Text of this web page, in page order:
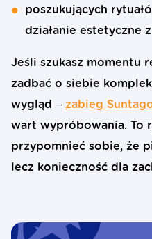
poszukujących
działanie estetyczne
Jeśli szukasz momentu
zadbać o siebie
wygląd – zabieg
wart wypróbowania. To
przypomnieć sobie, że
lecz konieczność dla